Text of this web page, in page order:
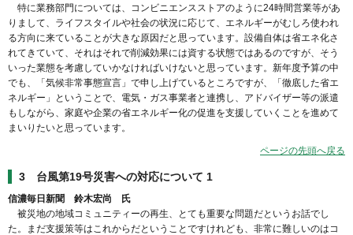
特に業務部門については、コンビニエンスストアのように24時間営業等があ
りまして、ライフスタイルや社会の状況に応じて、エネルギーがむしろ使われ
る方向に来ていることが大きな原因だと思っています。設備自体は省エネ化さ
れてきていて、それはそれで削減効果には資する状態ではあるのですが、そう
いった業態を考慮していかなければいけないと思っています。新年度予算の中
でも、「気候非常事態宣言」で申し上げているところですが、「徹底した省エ
ネルギー」ということで、電気・ガス事業者と連携し、アドバイザー等の派遣
もしながら、家庭や企業の省エネルギー化の促進を支援していくことを進めて
まいりたいと思っています。
ページの先頭へ戻る
3 台風第19号災害への対応について 1
信濃毎日新聞 鈴木宏尚 氏
被災地の地域コミュニティーの再生、とても重要な問題だというお話でし
た。まだ支援策等はこれからだということですけれども、非常に難しいのはコ